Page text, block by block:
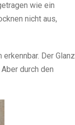
wie ein
nicht aus,
Der Glanz
durch den